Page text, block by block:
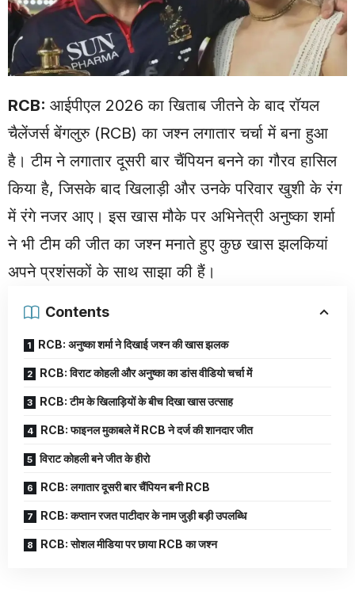
RCB: आईपीएल 2026 का खिताब जीतने के बाद रॉयल
चैलेंजर्स बेंगलुरु (RCB) का जश्न लगातार चर्चा में बना हुआ
है। टीम ने लगातार दूसरी बार चैंपियन बनने का गौरव हासिल
किया है, जिसके बाद खिलाड़ी और उनके परिवार खुशी के रंग
में रंगे नजर आए। इस खास मौके पर अभिनेत्री अनुष्का शर्मा
ने भी टीम की जीत का जश्न मनाते हुए कुछ खास झलकियां
अपने प्रशंसकों के साथ साझा की हैं।
Contents
RCB: अनुष्का शर्मा ने दिखाई जश्न की खास झलक
RCB: विराट कोहली और अनुष्का का डांस वीडियो चर्चा में
RCB: टीम के खिलाड़ियों के बीच दिखा खास उत्साह
RCB: फाइनल मुकाबले में RCB ने दर्ज की शानदार जीत
विराट कोहली बने जीत के हीरो
RCB: लगातार दूसरी बार चैंपियन बनी RCB
RCB: कप्तान रजत पाटीदार के नाम जुड़ी बड़ी उपलब्धि
RCB: सोशल मीडिया पर छाया RCB का जश्न